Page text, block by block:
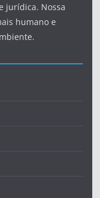
jurídica. Nossa
humano e